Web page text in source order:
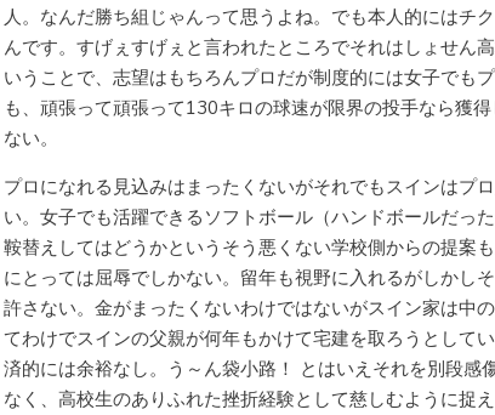
人。なんだ勝ち組じゃんって思うよね。でも本人的にはチ
んです。すげぇすげぇと言われたところでそれはしょせん
いうことで、志望はもちろんプロだが制度的には女子でも
も、頑張って頑張って130キロの球速が限界の投手なら獲
ない。
プロになれる見込みはまったくないがそれでもスインはプ
い。女子でも活躍できるソフトボール（ハンドボールだっ
鞍替えしてはどうかというそう悪くない学校側からの提案
にとっては屈辱でしかない。留年も視野に入れるがしかし
許さない。金がまったくないわけではないがスイン家は中
てわけでスインの父親が何年もかけて宅建を取ろうとして
済的には余裕なし。う～ん袋小路！ とはいえそれを別段感
なく、高校生のありふれた挫折経験として慈しむように捉